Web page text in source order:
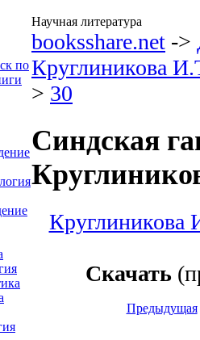
Научная литература
по
booksshare.net ->
Круглиникова
> 30
Синдская
Круглиникова
Скачать
Предыдущая